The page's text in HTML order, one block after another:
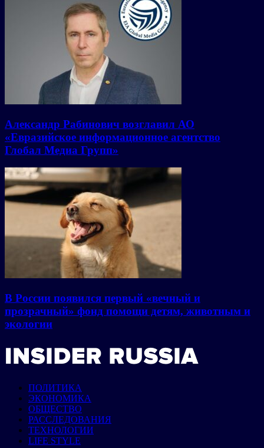
Александр Рабинович возглавил АО
«Евразийское информационное агентство
Глобал Медиа Групп»
В России появился первый «вечный и
прозрачный» фонд помощи детям, животным и
экологии
ПОЛИТИКА
ЭКОНОМИКА
ОБЩЕСТВО
РАССЛЕДОВАНИЯ
ТЕХНОЛОГИИ
LIFE STYLE